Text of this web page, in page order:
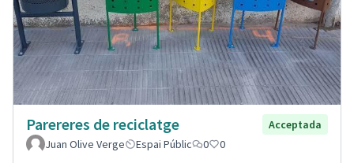
Parereres de reciclatge
Acceptada
Juan Olive Verge
Espai Públic 0 0